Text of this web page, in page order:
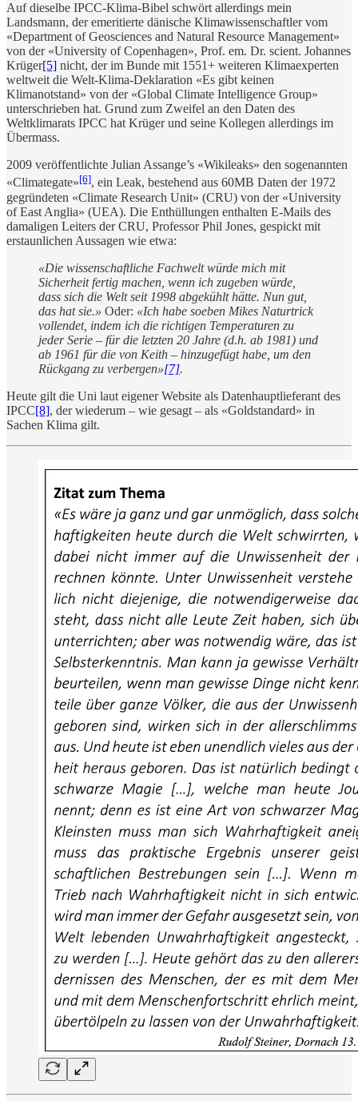
Auf dieselbe IPCC-Klima-Bibel schwört allerdings mein
Landsmann, der emeritierte dänische Klimawissenschaftler vom
«Department of Geosciences and Natural Resource Management»
von der «University of Copenhagen», Prof. em. Dr. scient. Johannes
Krüger[5] nicht, der im Bunde mit 1551+ weiteren Klimaexperten
weltweit die Welt-Klima-Deklaration «Es gibt keinen
Klimanotstand» von der «Global Climate Intelligence Group»
unterschrieben hat. Grund zum Zweifel an den Daten des
Weltklimarats IPCC hat Krüger und seine Kollegen allerdings im
Übermass.
2009 veröffentlichte Julian Assange’s «Wikileaks» den sogenannten
«Climategate»[6], ein Leak, bestehend aus 60MB Daten der 1972
gegründeten «Climate Research Unit» (CRU) von der «University
of East Anglia» (UEA). Die Enthüllungen enthalten E-Mails des
damaligen Leiters der CRU, Professor Phil Jones, gespickt mit
erstaunlichen Aussagen wie etwa:
«Die wissenschaftliche Fachwelt würde mich mit
Sicherheit fertig machen, wenn ich zugeben würde,
dass sich die Welt seit 1998 abgekühlt hätte. Nun gut,
das hat sie.» Oder: «Ich habe soeben Mikes Naturtrick
vollendet, indem ich die richtigen Temperaturen zu
jeder Serie – für die letzten 20 Jahre (d.h. ab 1981) und
ab 1961 für die von Keith – hinzugefügt habe, um den
Rückgang zu verbergen»[7].
Heute gilt die Uni laut eigener Website als Datenhauptlieferant des
IPCC[8], der wiederum – wie gesagt – als «Goldstandard» in
Sachen Klima gilt.